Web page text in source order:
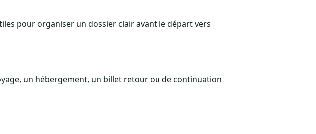
pour organiser un dossier clair avant le départ vers
un hébergement, un billet retour ou de continuation